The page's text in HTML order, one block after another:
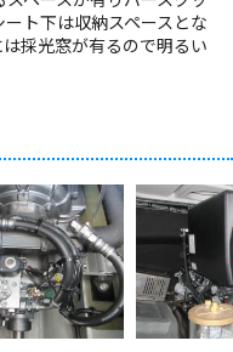
ト下は収納スペースとな
採光窓が有るので明るい